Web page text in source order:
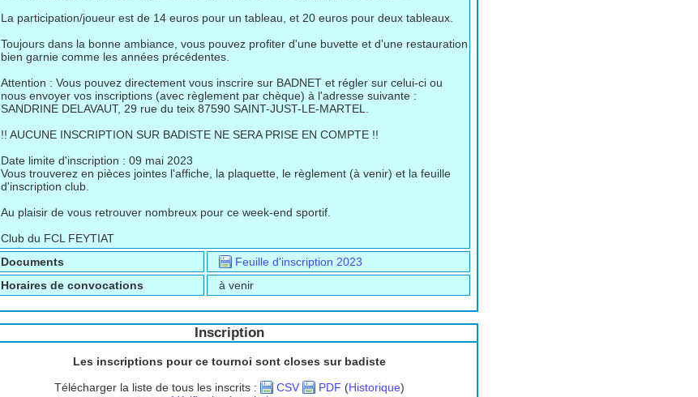
La participation/joueur est de 14 euros pour un tableau, et 20 euros pour deux tableaux.
Toujours dans la bonne ambiance, vous pouvez profiter d'une buvette et d'une restauration
bien garnie comme les années précédentes.
Attention : Vous pouvez directement vous inscrire sur BADNET et régler sur celui-ci ou
nous envoyer vos inscriptions (avec règlement par chèque) à l'adresse suivante :
SANDRINE DELAVAUT, 29 rue du teix 87590 SAINT-JUST-LE-MARTEL.
!! AUCUNE INSCRIPTION SUR BADISTE NE SERA PRISE EN COMPTE !!
Date limite d'inscription : 09 mai 2023
Vous trouverez en pièces jointes l'affiche, la plaquette, le règlement (à venir) et la feuille
d'inscription club.
Au plaisir de vous retrouver nombreux pour ce week-end sportif.
Club du FCL FEYTIAT
Documents
Feuille d'inscription 2023
Horaires de convocations
à venir
Inscription
Les inscriptions pour ce tournoi sont closes sur badiste
Télécharger la liste de tous les inscrits :
CSV PDF (Historique)